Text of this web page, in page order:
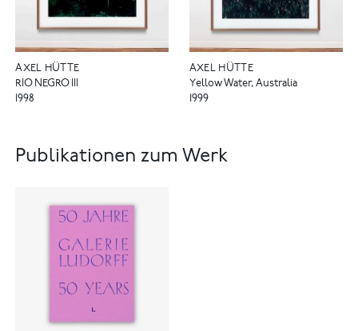
AXEL HÜTTE
RIO NEGRO III
1998
AXEL HÜTTE
Yellow Water, Australia
1999
Publikationen zum Werk